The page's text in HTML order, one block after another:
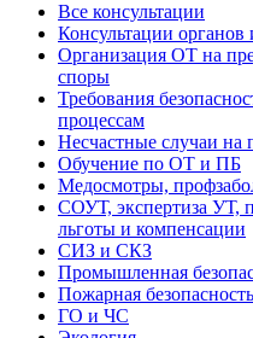
Все консультации
Консультации органов
Организация ОТ на
споры
Требования
процессам
Несчастные случаи на
Обучение по ОТ и ПБ
Медосмотры,
СОУТ, экспертиза УТ,
льготы и компенсации
СИЗ и СКЗ
Промышленная
Пожарная безопасность
ГО и ЧС